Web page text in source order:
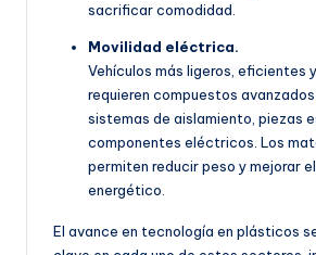
sacrificar comodidad.
Movilidad eléctrica.
Vehículos más ligeros, eficientes
requieren compuestos
sistemas de aislamiento, piezas
componentes eléctricos. Los
permiten reducir peso y mejorar
energético.
El avance en tecnología en plásticos